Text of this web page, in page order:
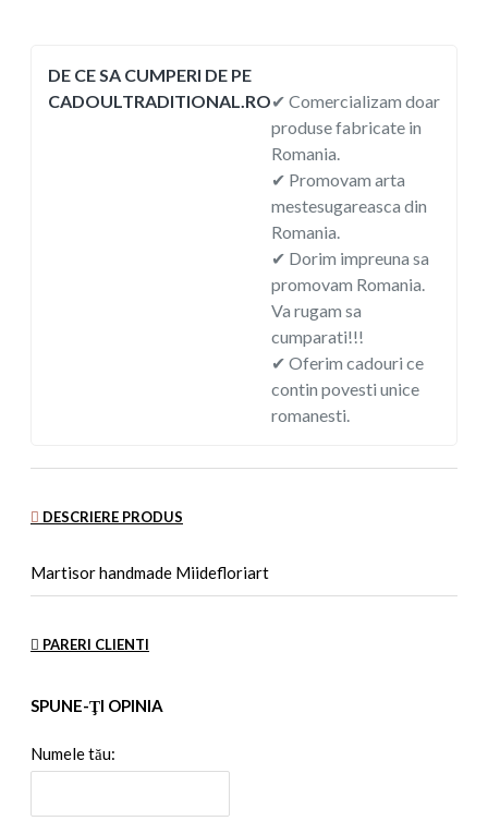
DE CE SA CUMPERI DE PE
CADOULTRADITIONAL.RO✔ Comercializam doar
produse fabricate in
Romania.
✔ Promovam arta
mestesugareasca din
Romania.
✔ Dorim impreuna sa
promovam Romania.
Va rugam sa
cumparati!!!
✔ Oferim cadouri ce
contin povesti unice
romanesti.
DESCRIERE PRODUS
Martisor handmade Miidefloriart
PARERI CLIENTI
SPUNE-ŢI OPINIA
Numele tău: